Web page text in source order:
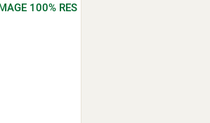
100% RES